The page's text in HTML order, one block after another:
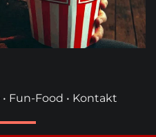
• Fun-Food • Kontakt